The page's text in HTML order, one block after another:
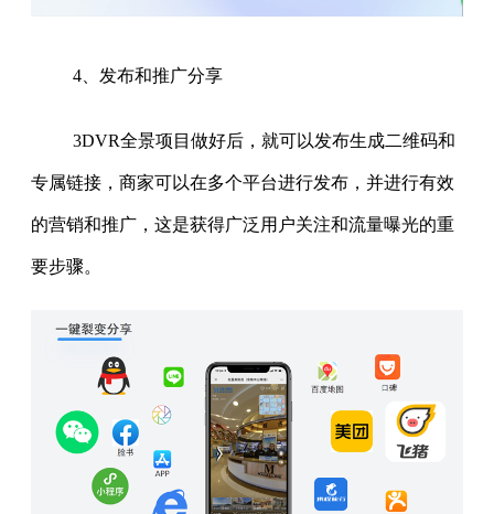
4、发布和推广分享
3DVR全景项目做好后，就可以发布生成二维码和
专属链接，商家可以在多个平台进行发布，并进行有效
的营销和推广，这是获得广泛用户关注和流量曝光的重
要步骤。